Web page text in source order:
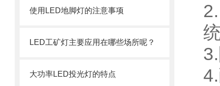
使用LED地脚灯的注意事项
LED工矿灯主要应用在哪些场所呢？
大功率LED投光灯的特点